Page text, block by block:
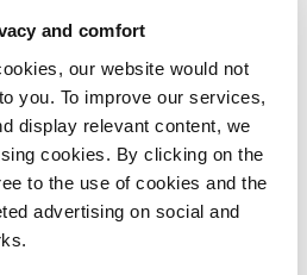
and comfort
our website would not
you. To improve our services,
display relevant content, we
cookies. By clicking on the
to the use of cookies and the
advertising on social and
на продукта.
защото е лесен. Вървим по
за нас.
BEWIT QUALITY"